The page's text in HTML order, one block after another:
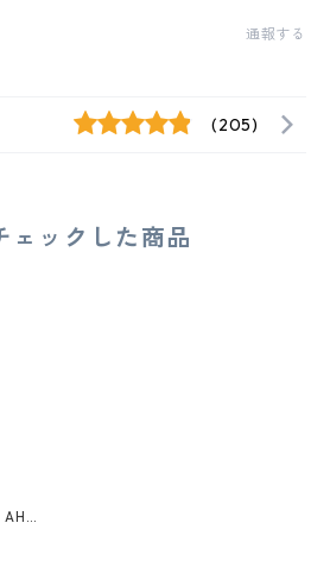
通報する
(205)
ェックした商品
AHE